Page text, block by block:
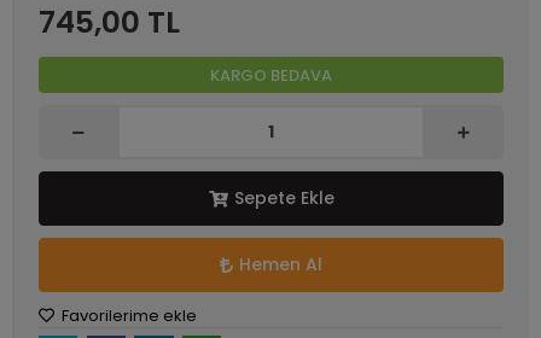
745,00 TL
KARGO BEDAVA
Sepete Ekle
Hemen Al
Favorilerime ekle